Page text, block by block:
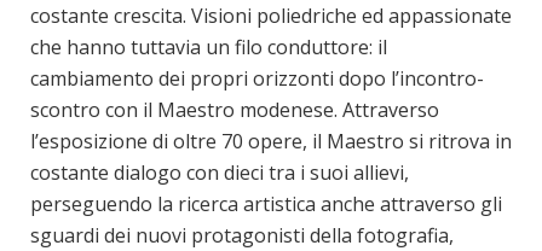
costante crescita. Visioni poliedriche ed appassionate
che hanno tuttavia un filo conduttore: il
cambiamento dei propri orizzonti dopo l’incontro-
scontro con il Maestro modenese. Attraverso
l’esposizione di oltre 70 opere, il Maestro si ritrova in
costante dialogo con dieci tra i suoi allievi,
perseguendo la ricerca artistica anche attraverso gli
sguardi dei nuovi protagonisti della fotografia,